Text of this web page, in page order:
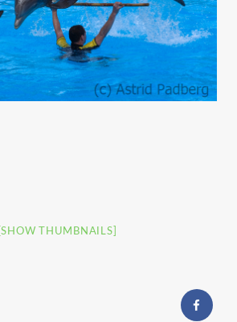
[SHOW THUMBNAILS]